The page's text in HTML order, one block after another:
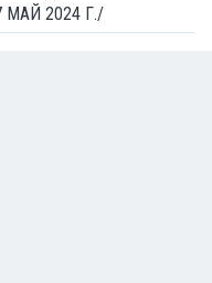
МАЙ 2024 Г./